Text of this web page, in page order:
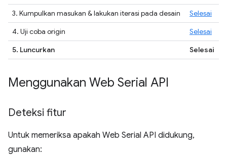
3. Kumpulkan masukan & lakukan iterasi pada desain
Selesai
4. Uji coba origin
Selesai
5. Luncurkan
Selesai
Menggunakan Web Serial API
Deteksi fitur
Untuk memeriksa apakah Web Serial API didukung,
gunakan: